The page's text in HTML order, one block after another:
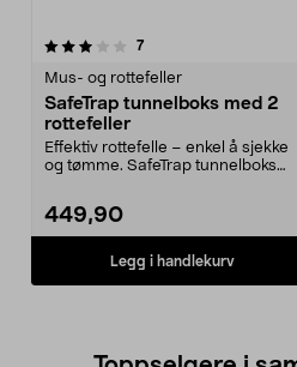
7anmeldelser
Mus- og rottefeller
SafeTrap tunnelboks med 2
rottefeller
Effektiv rottefelle – enkel å sjekke
og tømme. SafeTrap tunnelboks
449,90
Legg i handlekurv